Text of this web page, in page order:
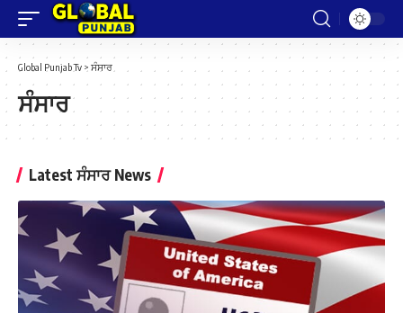
Global Punjab Tv > ਸੰਸਾਰ
ਸੰਸਾਰ
Latest ਸੰਸਾਰ News